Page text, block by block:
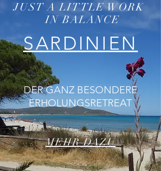
JUST A LITTLE WORK
IN BALANCE
SARDINIEN
DER GANZ BESONDERE
ERHOLUNGSRETREAT
MEHR DAZU